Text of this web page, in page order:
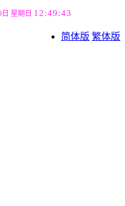
日 星期日 12:49:43
简体版 繁体版